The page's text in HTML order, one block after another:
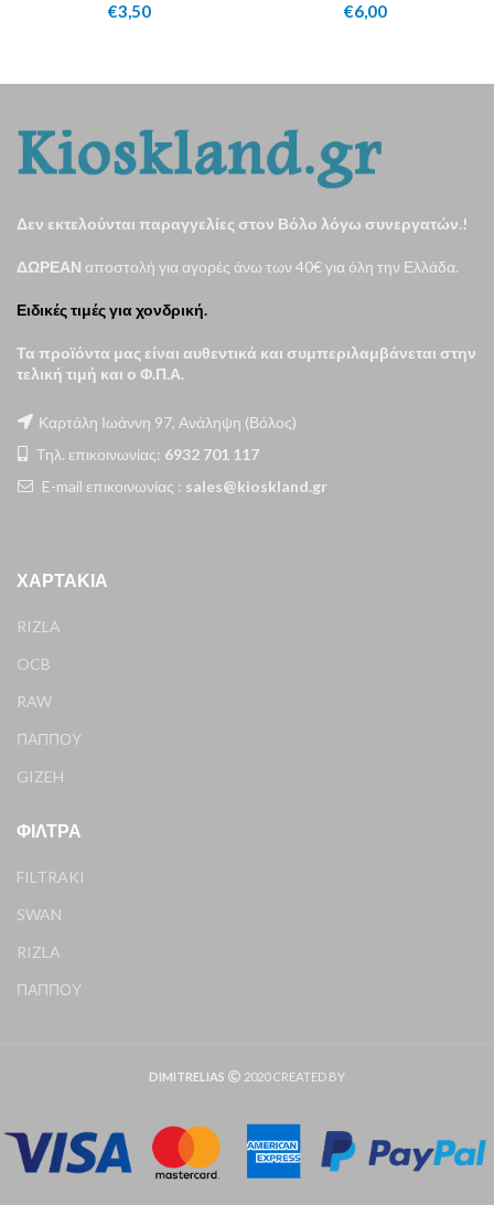
€3,50 €6,00
Δεν εκτελούνται παραγγελίες στον Βόλο λόγω συνεργατών.!
ΔΩΡΕΑΝ αποστολή για αγορές άνω των 40€ για όλη την Ελλάδα.
Ειδικές τιμές για χονδρική.
Τα προϊόντα μας είναι αυθεντικά και συμπεριλαμβάνεται στην
τελική τιμή και ο Φ.Π.Α.
Καρτάλη Ιωάννη 97, Ανάληψη (Βόλος)
Τηλ. επικοινωνίας: 6932 701 117
E-mail επικοινωνίας : sales@kioskland.gr
ΧΑΡΤΆΚΙΑ
RIZLA
OCB
RAW
ΠΑΠΠΟΥ
GIZEH
ΦΊΛΤΡΑ
FILTRAKI
SWAN
RIZLA
ΠΑΠΠΟΥ
DIMITRELIAS 2020 CREATED BY